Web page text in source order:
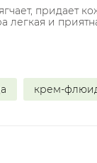
придает
легкая и
крем-